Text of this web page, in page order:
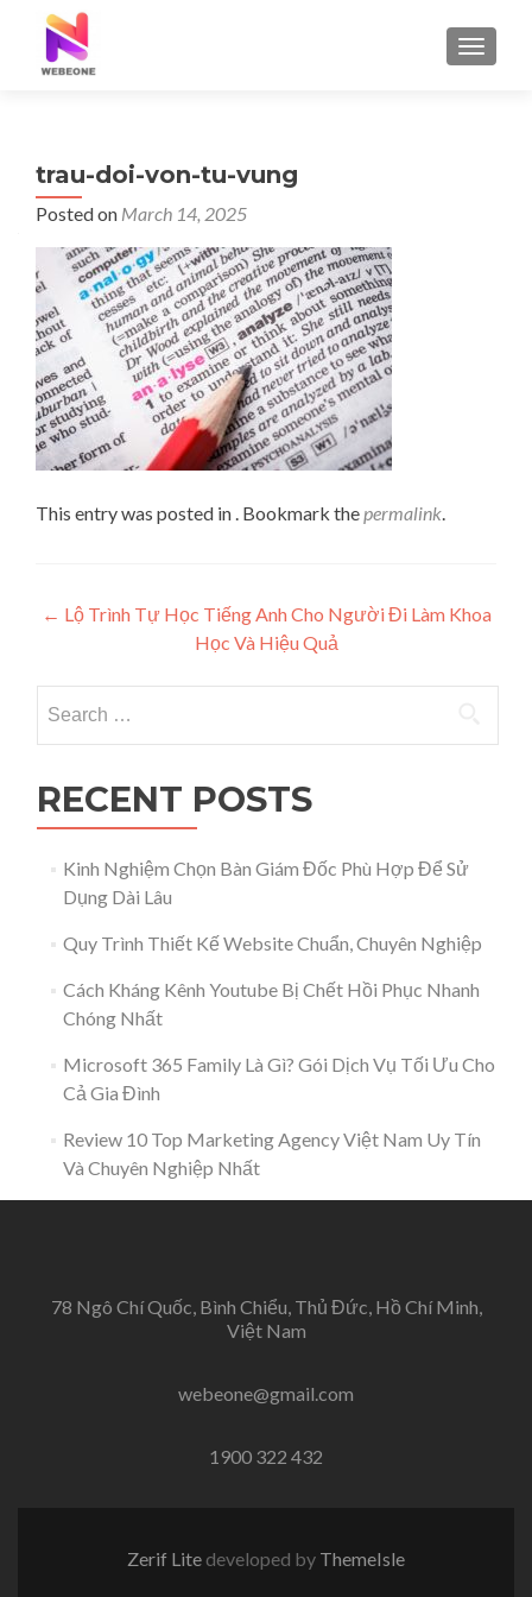
trau-doi-von-tu-vung
Posted on March 14, 2025
This entry was posted in . Bookmark thepermalink.
Post navigation
← Lộ Trình Tự Học Tiếng Anh Cho Người Đi Làm Khoa
Học Và Hiệu Quả
RECENT POSTS
Kinh Nghiệm Chọn Bàn Giám Đốc Phù Hợp Để Sử
Dụng Dài Lâu
Quy Trình Thiết Kế Website Chuẩn, Chuyên Nghiệp
Cách Kháng Kênh Youtube Bị Chết Hồi Phục Nhanh
Chóng Nhất
Microsoft 365 Family Là Gì? Gói Dịch Vụ Tối Ưu Cho
Cả Gia Đình
Review 10 Top Marketing Agency Việt Nam Uy Tín
Và Chuyên Nghiệp Nhất
78 Ngô Chí Quốc, Bình Chiểu, Thủ Đức, Hồ Chí Minh,
Việt Nam
webeone@gmail.com
1900 322 432
Zerif Lite developed by ThemeIsle